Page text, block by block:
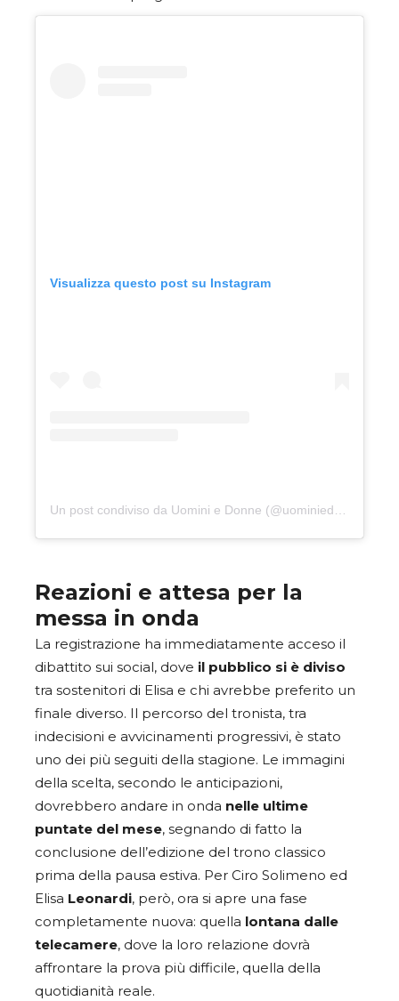
Visualizza questo post su Instagram
Un post condiviso da Uomini e Donne (@uominiedonne)
Reazioni e attesa per la
messa in onda
La registrazione ha immediatamente acceso il
dibattito sui social, dove il pubblico si è diviso
tra sostenitori di Elisa e chi avrebbe preferito un
finale diverso. Il percorso del tronista, tra
indecisioni e avvicinamenti progressivi, è stato
uno dei più seguiti della stagione. Le immagini
della scelta, secondo le anticipazioni,
dovrebbero andare in onda nelle ultime
puntate del mese, segnando di fatto la
conclusione dell’edizione del trono classico
prima della pausa estiva. Per Ciro Solimeno ed
Elisa Leonardi, però, ora si apre una fase
completamente nuova: quella lontana dalle
telecamere, dove la loro relazione dovrà
affrontare la prova più difficile, quella della
quotidianità reale.